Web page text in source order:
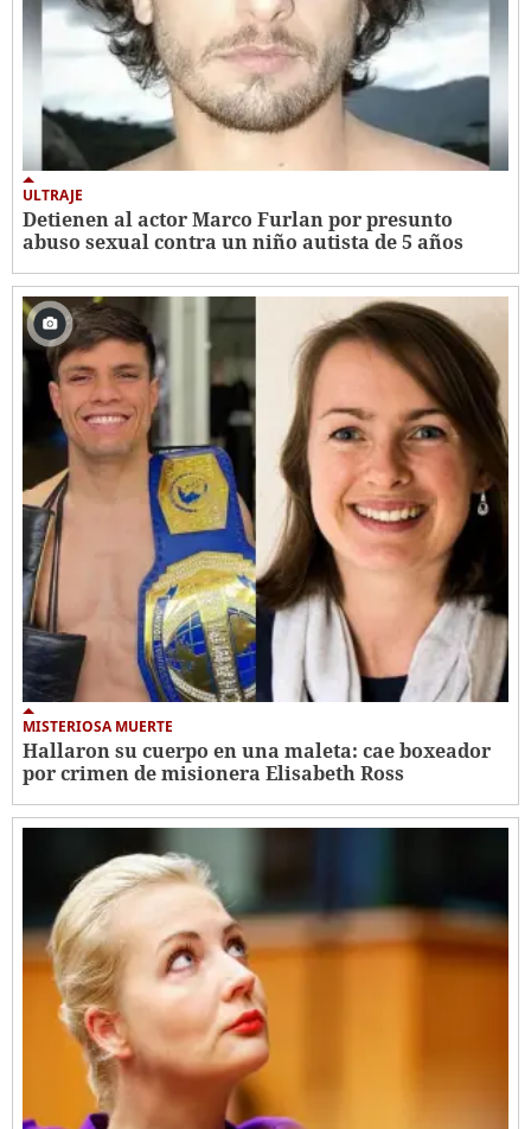
ULTRAJE
Detienen al actor Marco Furlan por presunto
abuso sexual contra un niño autista de 5 años
MISTERIOSA MUERTE
Hallaron su cuerpo en una maleta: cae boxeador
por crimen de misionera Elisabeth Ross